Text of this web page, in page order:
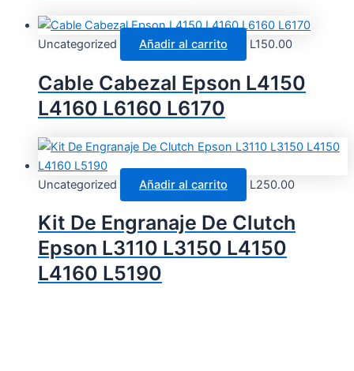
Uncategorized Añadir al carrito L150.00
Cable Cabezal Epson L4150
L4160 L6160 L6170
Uncategorized Añadir al carrito L250.00
Kit De Engranaje De Clutch
Epson L3110 L3150 L4150
L4160 L5190